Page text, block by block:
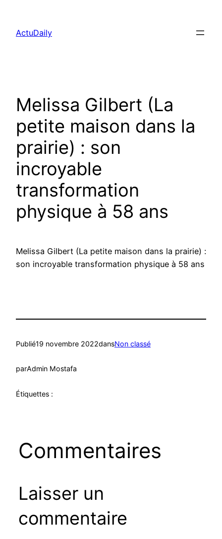
contenu
ActuDaily
Melissa Gilbert (La
petite maison dans la
prairie) : son
incroyable
transformation
physique à 58 ans
Melissa Gilbert (La petite maison dans la prairie) :
son incroyable transformation physique à 58 ans
Publié19 novembre 2022dansNon classé
parAdmin Mostafa
Étiquettes :
Commentaires
Laisser un
commentaire